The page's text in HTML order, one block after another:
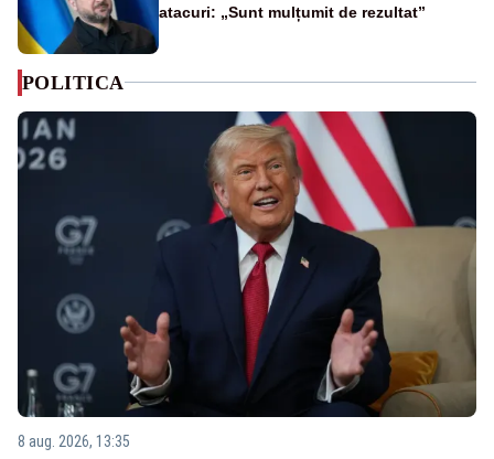
atacuri: „Sunt mulțumit de rezultat”
POLITICA
8 aug. 2026, 13:35